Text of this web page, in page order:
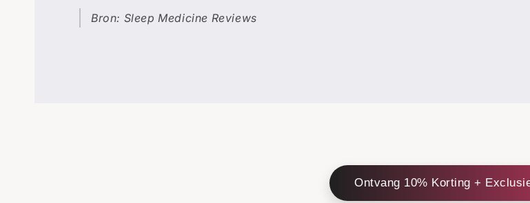
Bron: Sleep Medicine Reviews
Ontvang 10% Korting +